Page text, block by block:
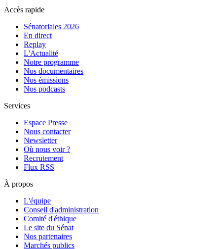
Accès rapide
Sénatoriales 2026
En direct
Replay
L'Actualité
Notre programme
Nos documentaires
Nos émissions
Nos podcasts
Services
Espace Presse
Nous contacter
Newsletter
Où nous voir ?
Recrutement
Flux RSS
À propos
L'équipe
Conseil d'administration
Comité d'éthique
Le site du Sénat
Nos partenaires
Marchés publics